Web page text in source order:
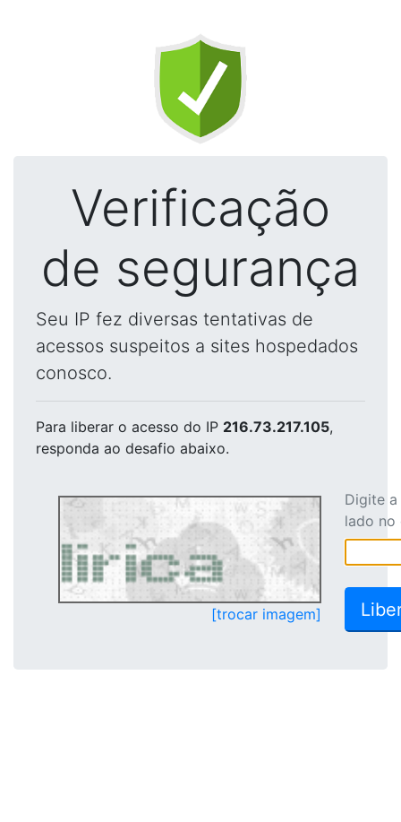
Verificação
de segurança
Seu IP fez diversas tentativas de
acessos suspeitos a sites hospedados
conosco.
Para liberar o acesso do IP 216.73.217.105,
responda ao desafio abaixo.
[trocar imagem]
Digite
lado no